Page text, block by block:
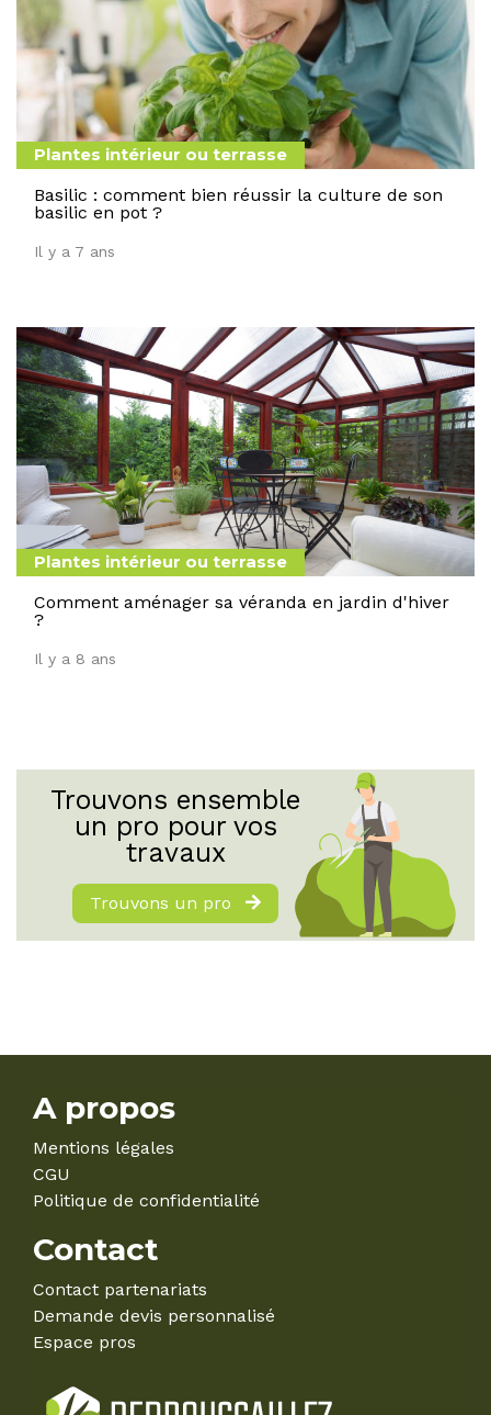
Plantes intérieur ou terrasse
Basilic : comment bien réussir la culture de son
basilic en pot ?
Il y a 7 ans
Plantes intérieur ou terrasse
Comment aménager sa véranda en jardin d'hiver
?
Il y a 8 ans
Trouvons ensemble
un pro pour vos
travaux
Trouvons un pro
A propos
Mentions légales
CGU
Politique de confidentialité
Contact
Contact partenariats
Demande devis personnalisé
Espace pros